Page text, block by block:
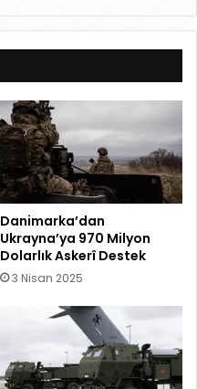
Danimarka’dan
Ukrayna’ya 970 Milyon
Dolarlık Askerî Destek
3 Nisan 2025